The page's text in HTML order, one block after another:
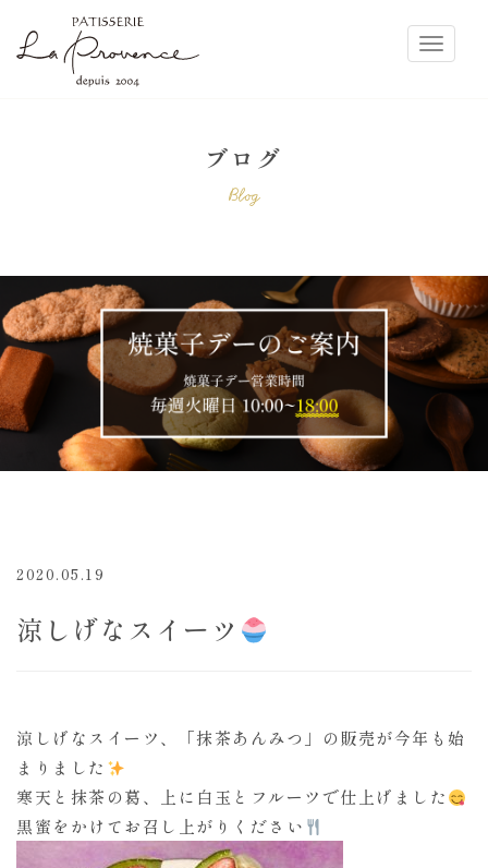
ブログ
Blog
2020.05.19
涼しげなスイーツ
涼しげなスイーツ、「抹茶あんみつ」の販売が今年も始
まりました
寒天と抹茶の葛、上に白玉とフルーツで仕上げました
黒蜜をかけてお召し上がりください